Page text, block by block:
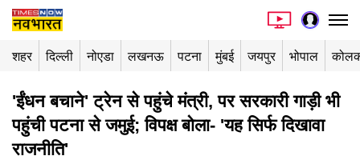
शहर दिल्ली नोएडा लखनऊ पटना मुंबई जयपुर भोपाल
'ईंधन बचाने' ट्रेन से पहुंचे मंत्री, पर सरकारी गाड़ी भी
पहुंची पटना से जमुई; विपक्ष बोला- 'यह सिर्फ दिखावा
राजनीति'